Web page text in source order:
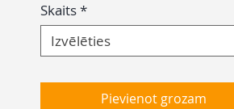
Skaits*
Izvēlēties
Pievienot grozam